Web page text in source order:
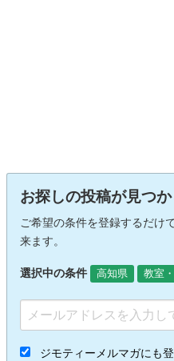
お探しの投稿が見つ
ご希望の条件を登録するだけ
来ます。
選択中の条件 高知県 教室
ジモティーメルマガにも